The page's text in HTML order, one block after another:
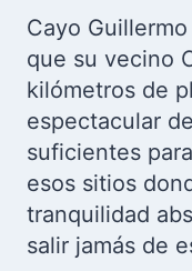
Cayo
que su vecino
kilómetros de
espectacular
suficientes
esos sitios
tranquilidad
salir jamás de